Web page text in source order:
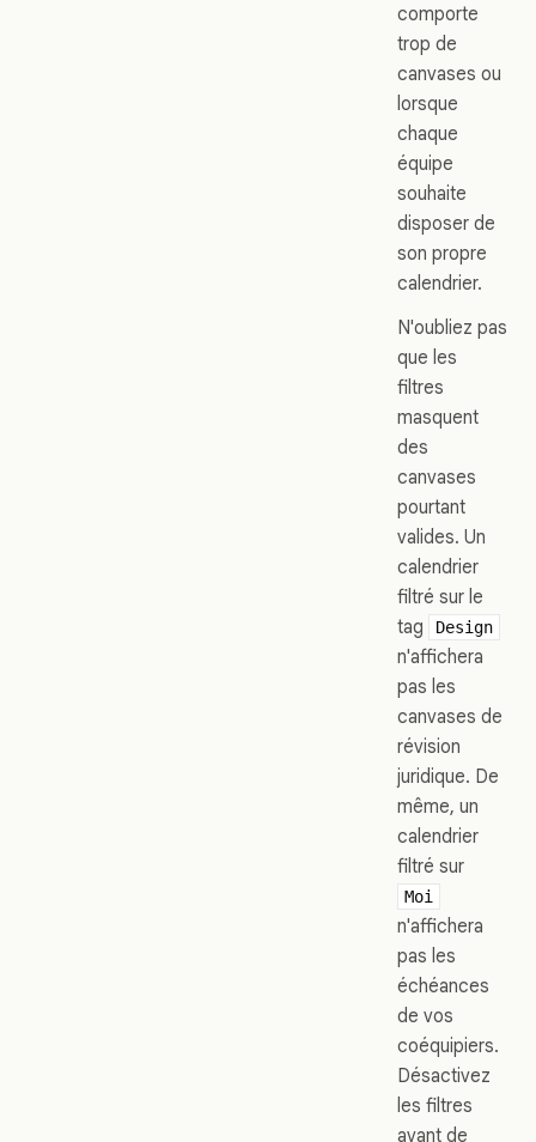
comporte
trop de
canvases ou
lorsque
chaque
équipe
souhaite
disposer de
son propre
calendrier.
N'oubliez pas
que les
filtres
masquent
des
canvases
pourtant
valides. Un
calendrier
filtré sur le
tag
Design
n'affichera
pas les
canvases de
révision
juridique. De
même, un
calendrier
filtré sur
Moi
n'affichera
pas les
échéances
de vos
coéquipiers.
Désactivez
les filtres
avant de